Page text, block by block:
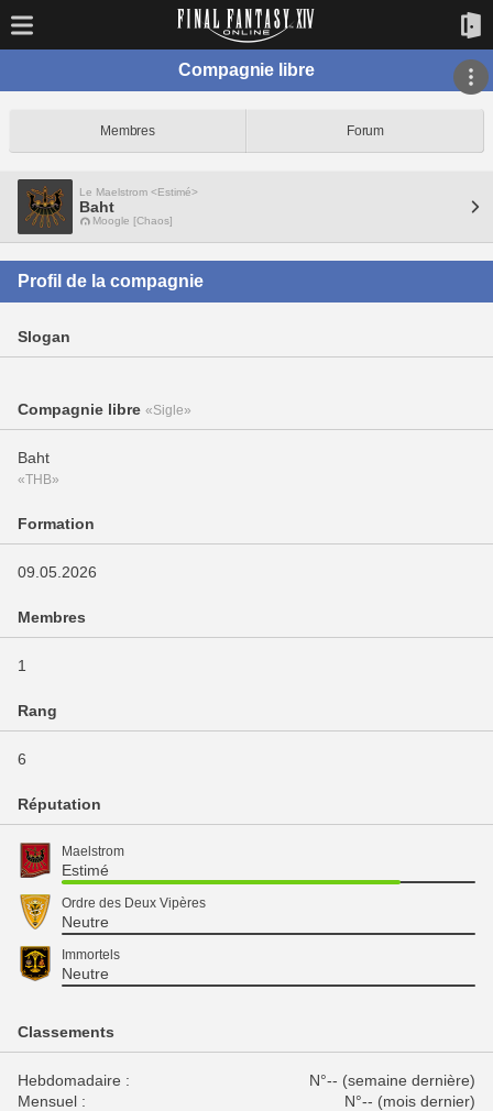
Compagnie libre
Membres Forum
Le Maelstrom <Estimé>
Baht
Moogle [Chaos]
Profil de la compagnie
Slogan
Compagnie libre «Sigle»
Baht
«THB»
Formation
09.05.2026
Membres
1
Rang
6
Réputation
Maelstrom
Estimé
Ordre des Deux Vipères
Neutre
Immortels
Neutre
Classements
Hebdomadaire :
N°-- (semaine dernière)
Mensuel :
N°-- (mois dernier)